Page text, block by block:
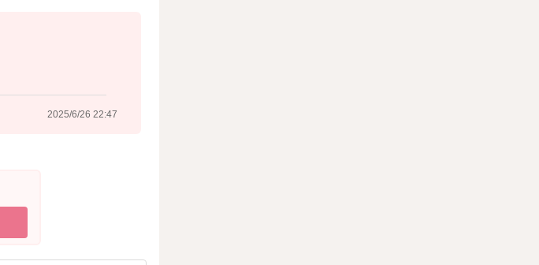
2025/6/26 22:47